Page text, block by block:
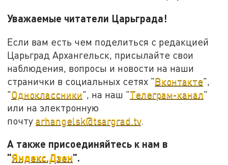
Уважаемые читатели Царьграда!
Если вам есть чем поделиться с редакцией
Царьград Архангельск, присылайте свои
наблюдения, вопросы и новости на наши
странички в социальных сетях "Вконтакте",
"Одноклассники", на наш "Телеграм-канал"
или на электронную
почтуarhangelsk@tsargrad.tv.
А также присоединяйтесь к нам в
"Яндекс.Дзен".